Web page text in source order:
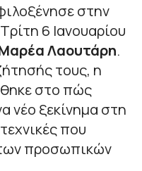
στην
6 Ιανουαρίου
Λαουτάρη.
τους, η
στο πώς
νέο ξεκίνημα στη
που
προσωπικών